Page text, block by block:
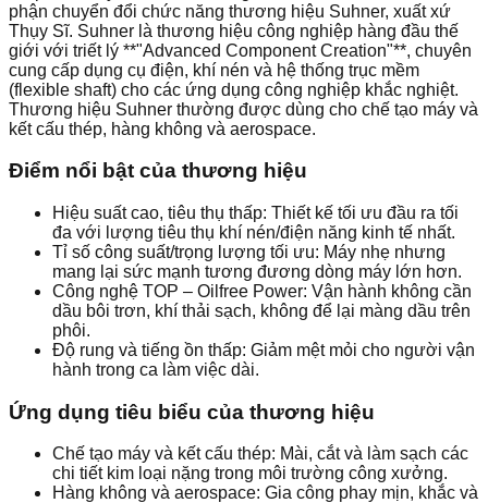
phận chuyển đổi chức năng thương hiệu Suhner, xuất xứ
Thụy Sĩ. Suhner là thương hiệu công nghiệp hàng đầu thế
giới với triết lý **"Advanced Component Creation"**, chuyên
cung cấp dụng cụ điện, khí nén và hệ thống trục mềm
(flexible shaft) cho các ứng dụng công nghiệp khắc nghiệt.
Thương hiệu Suhner thường được dùng cho chế tạo máy và
kết cấu thép, hàng không và aerospace.
Điểm nổi bật của thương hiệu
Hiệu suất cao, tiêu thụ thấp: Thiết kế tối ưu đầu ra tối
đa với lượng tiêu thụ khí nén/điện năng kinh tế nhất.
Tỉ số công suất/trọng lượng tối ưu: Máy nhẹ nhưng
mang lại sức mạnh tương đương dòng máy lớn hơn.
Công nghệ TOP – Oilfree Power: Vận hành không cần
dầu bôi trơn, khí thải sạch, không để lại màng dầu trên
phôi.
Độ rung và tiếng ồn thấp: Giảm mệt mỏi cho người vận
hành trong ca làm việc dài.
Ứng dụng tiêu biểu của thương hiệu
Chế tạo máy và kết cấu thép: Mài, cắt và làm sạch các
chi tiết kim loại nặng trong môi trường công xưởng.
Hàng không và aerospace: Gia công phay mịn, khắc và